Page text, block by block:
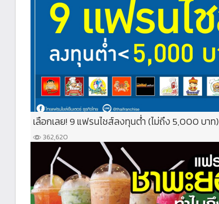
เลือกเลย! 9 แฟรนไชส์ลงทุนต่ำ (ไม่ถึง 5,000 บาท)
362,620